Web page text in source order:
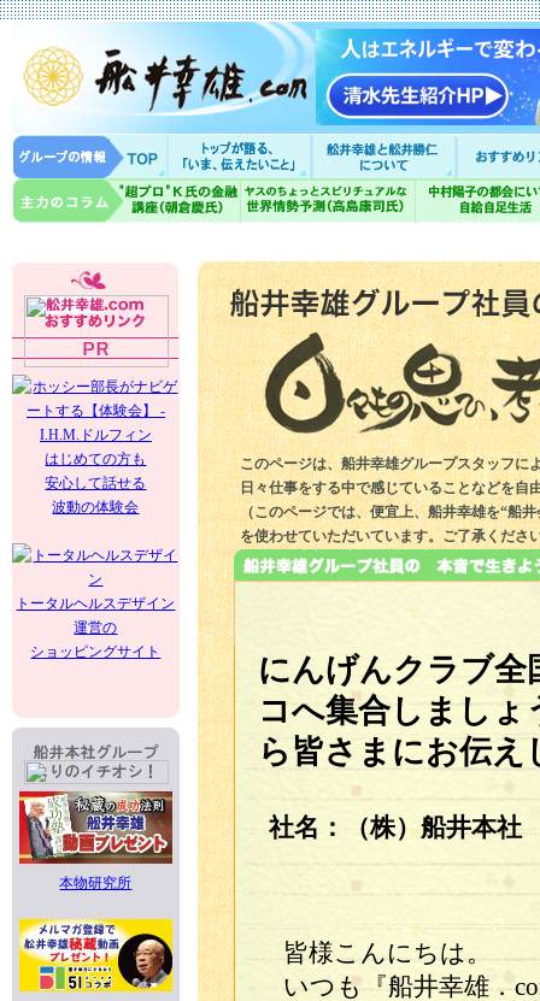
はじめての方も
安心して話せる
波動の体験会
トータルヘルスデザイン
運営の
ショッピングサイト
本物研究所
このページは、船井幸雄グループスタッフに
日々仕事をする中で感じていることなどを自
（このページでは、便宜上、船井幸雄を“船
を使わせていただいています。ご了承くださ
にんげんクラブ
コへ集合しまし
ら皆さまにお伝え
社名：（株）船井本
皆様こんにちは。
いつも『船井幸雄．